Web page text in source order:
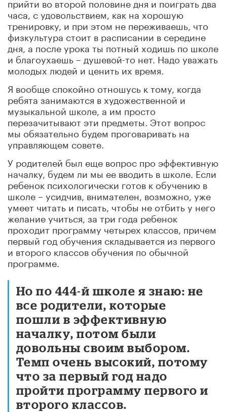
часа, с удовольствием, как на хорошую
тренировку, и при этом не переживаешь, что
физкультура стоит в расписании в середине
дня, а после урока ты потный ходишь по школе
и благоухаешь – душевой-то нет. Надо уважать
молодых людей и ценить их время.
Я вообще спокойно отношусь к тому, когда
ребята занимаются в художественной и
музыкальной школе, а им просто
перезачитывают эти предметы. Этот вопрос
мы обязательно будем проговаривать на
управляющем совете.
У родителей был еще вопрос про эффективную
началку, будем ли мы ее вводить в школе. Если
ребенок психологически готов к обучению в
школе – усидчив, внимателен, возможно, уже
умеет читать и писать, чтобы не отбить у него
желание учиться, за три года ребенок
проходит программу четырех классов, причем
первый год обучения складывается из первого
и второго классов обучения по обычной
программе.
Но по 444-й школе я знаю: не
все родители, которые
пошли в эффективную
началку, потом были
довольны своим выбором.
Темп очень высокий, потому
что за первый год надо
пройти программу первого и
второго классов.